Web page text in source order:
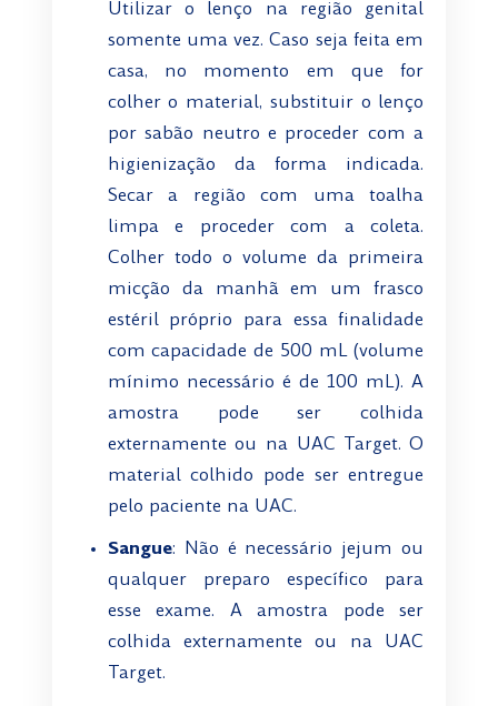
Utilizar o lenço na região genital
somente uma vez. Caso seja feita em
casa, no momento em que for
colher o material, substituir o lenço
por sabão neutro e proceder com a
higienização da forma indicada.
Secar a região com uma toalha
limpa e proceder com a coleta.
Colher todo o volume da primeira
micção da manhã em um frasco
estéril próprio para essa finalidade
com capacidade de 500 mL (volume
mínimo necessário é de 100 mL). A
amostra pode ser colhida
externamente ou na UAC Target. O
material colhido pode ser entregue
pelo paciente na UAC.
Sangue: Não é necessário jejum ou
qualquer preparo específico para
esse exame. A amostra pode ser
colhida externamente ou na UAC
Target.